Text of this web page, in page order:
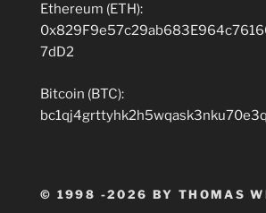
Ethereum (ETH):
7dD2
Bitcoin (BTC):
© 1998 -2026 BY THOMAS